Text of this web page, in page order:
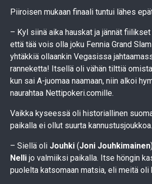
Piiroisen mukaan finaali tuntui lähes
– Kyl siinä aika hauskat ja jännät
että tää vois olla joku Fennia Grand
yhtäkkiä ollaankin Vegasissa
ranneketta! Itsellä oli vähän tilttiä
kun sai A-juomaa naamaan, niin alkoi
naurahtaa Nettipokeri.comille.
Vaikka kyseessä oli historiallinen
paikalla ei ollut suurta kannustusjoukkoa.
– Siellä oli Jouhki (Joni Jouhkimainen
Nelli jo valmiiksi paikalla. Itse höngin
puolelta katsomaan matsia, eli meitä oli